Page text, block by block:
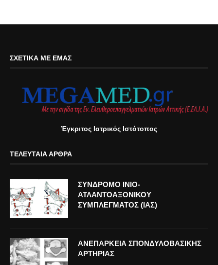
ΣΧΕΤΙΚΆ ΜΕ ΕΜΆΣ
Έγκριτος Ιατρικός Ιστότοπος
ΤΕΛΕΥΤΑΊΑ ΆΡΘΡΑ
ΣΥΝΔΡΟΜΟ ΙΝΙΟ-
ΑΤΛΑΝΤΟΑΞΟΝΙΚΟΥ
ΣΥΜΠΛΕΓΜΑΤΟΣ (ΙΑΣ)
ΑΝΕΠΑΡΚΕΙΑ ΣΠΟΝΔΥΛΟΒΑΣΙΚΗΣ
ΑΡΤΗΡΙΑΣ